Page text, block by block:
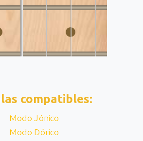
compatibles:
Modo Jónico
Modo Dórico